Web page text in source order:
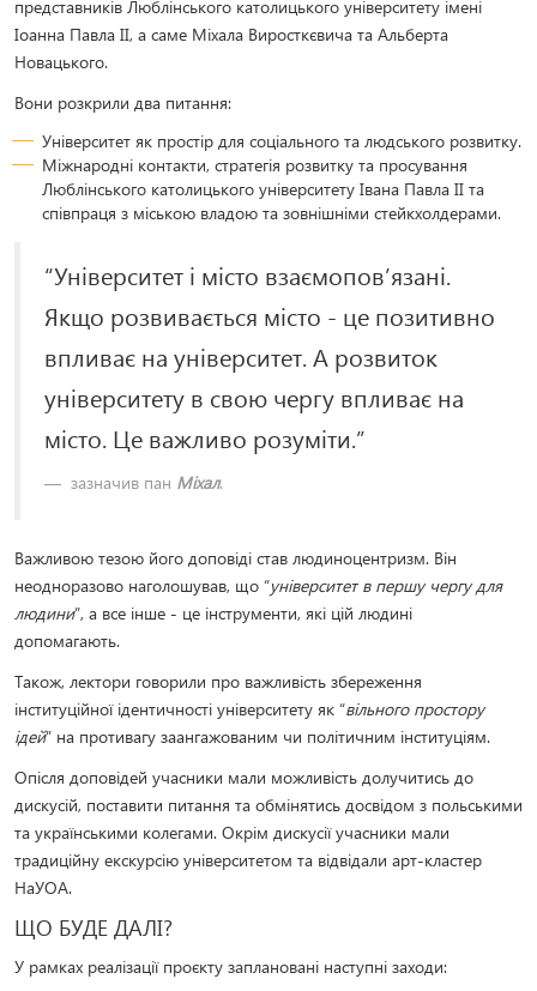
представників Люблінського католицького університету імені
Іоанна Павла ІІ, а саме Міхала Виросткєвича та Альберта
Новацького.
Вони розкрили два питання:
Університет як простір для соціального та людського розвитку.
Міжнародні контакти, стратегія розвитку та просування
Люблінського католицького університету Івана Павла ІІ та
співпраця з міською владою та зовнішніми стейкхолдерами.
“Університет і місто взаємопов’язані.
Якщо розвивається місто - це позитивно
впливає на університет. А розвиток
університету в свою чергу впливає на
місто. Це важливо розуміти.”
зазначив пан Міхал.
Важливою тезою його доповіді став людиноцентризм. Він
неодноразово наголошував, що “університет в першу чергу для
людини”, а все інше - це інструменти, які цій людині
допомагають.
Також, лектори говорили про важливість збереження
інституційної ідентичності університету як “вільного простору
ідей” на противагу заангажованим чи політичним інституціям.
Опісля доповідей учасники мали можливість долучитись до
дискусій, поставити питання та обмінятись досвідом з польськими
та українськими колегами. Окрім дискусії учасники мали
традиційну екскурсію університетом та відвідали арт-кластер
НаУОА.
ЩО БУДЕ ДАЛІ?
У рамках реалізації проєкту заплановані наступні заходи: